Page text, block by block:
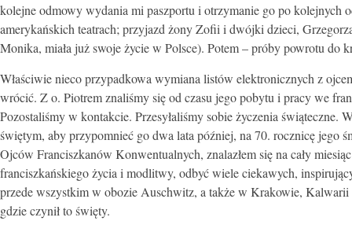
kolejne odmowy wydania mi paszportu i otrzymanie go po kolejnych
amerykańskich teatrach; przyjazd żony Zofii i dwójki dzieci,
Monika, miała już swoje życie w Polsce). Potem – próby powrotu do
Właściwie nieco przypadkowa wymiana listów elektronicznych z
wrócić. Z o. Piotrem znaliśmy się od czasu jego pobytu i pracy we
Pozostaliśmy w kontakcie. Przesyłaliśmy sobie życzenia świąteczne.
świętym, aby przypomnieć go dwa lata później, na 70. rocznicę
Ojców Franciszkanów Konwentualnych, znalazłem się na cały
franciszkańskiego życia i modlitwy, odbyć wiele ciekawych,
przede wszystkim w obozie Auschwitz, a także w Krakowie,
gdzie czynił to święty.